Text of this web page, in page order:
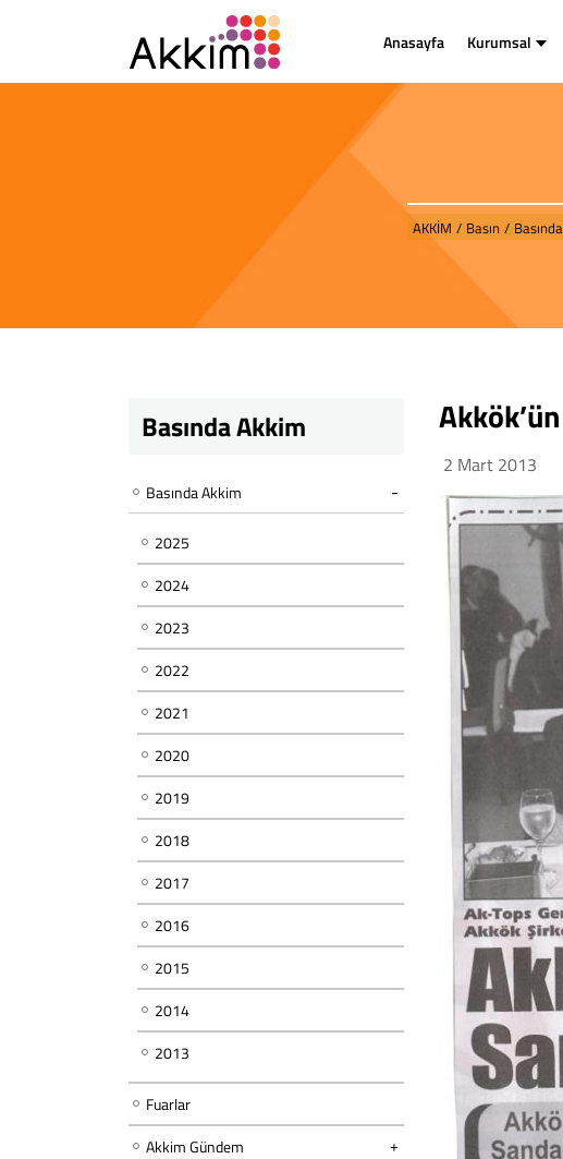
Anasayfa Kurumsal
AKKİM / Basın /
Basında Akkim
Basında Akkim
2025
2024
2023
2022
2021
2020
2019
2018
2017
2016
2015
2014
2013
Fuarlar
Akkim Gündem
2 Mart 2013